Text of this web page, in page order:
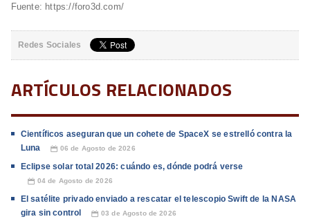
Fuente: https://foro3d.com/
Redes Sociales
ARTÍCULOS RELACIONADOS
Científicos aseguran que un cohete de SpaceX se estrelló contra la
Luna
📅 06 de Agosto de 2026
Eclipse solar total 2026: cuándo es, dónde podrá verse
📅 04 de Agosto de 2026
El satélite privado enviado a rescatar el telescopio Swift de la NASA
gira sin control
📅 03 de Agosto de 2026